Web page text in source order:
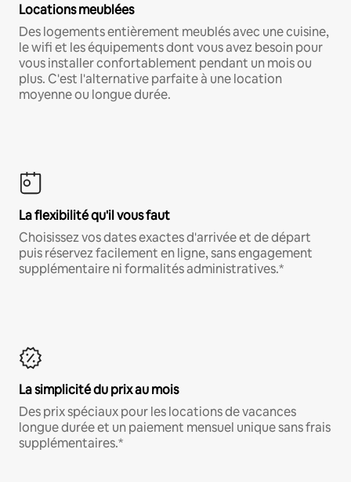
Locations meublées
Des logements entièrement meublés avec une cuisine,
le wifi et les équipements dont vous avez besoin pour
vous installer confortablement pendant un mois ou
plus. C'est l'alternative parfaite à une location
moyenne ou longue durée.
La flexibilité qu'il vous faut
Choisissez vos dates exactes d'arrivée et de départ
puis réservez facilement en ligne, sans engagement
supplémentaire ni formalités administratives.*
La simplicité du prix au mois
Des prix spéciaux pour les locations de vacances
longue durée et un paiement mensuel unique sans frais
supplémentaires.*